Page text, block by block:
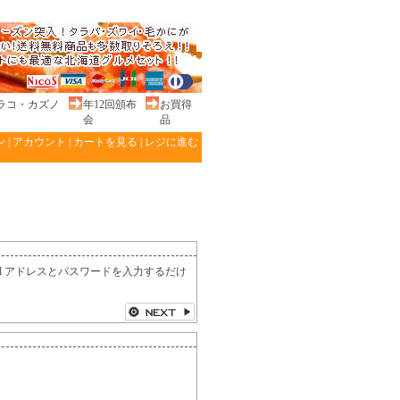
コ・カズノ
年12回頒布
会
お買得
品
アカウント カートを見る レジに進む
ドレスとパスワードを入力するだけ